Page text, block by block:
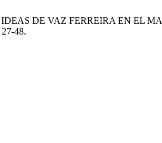
DE VAZ FERREIRA EN EL
27-48.